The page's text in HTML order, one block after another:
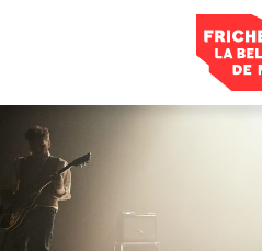
Panneau de gestion des cookies